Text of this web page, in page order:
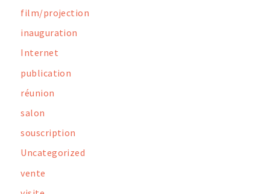
film/projection
inauguration
Internet
publication
réunion
salon
souscription
Uncategorized
vente